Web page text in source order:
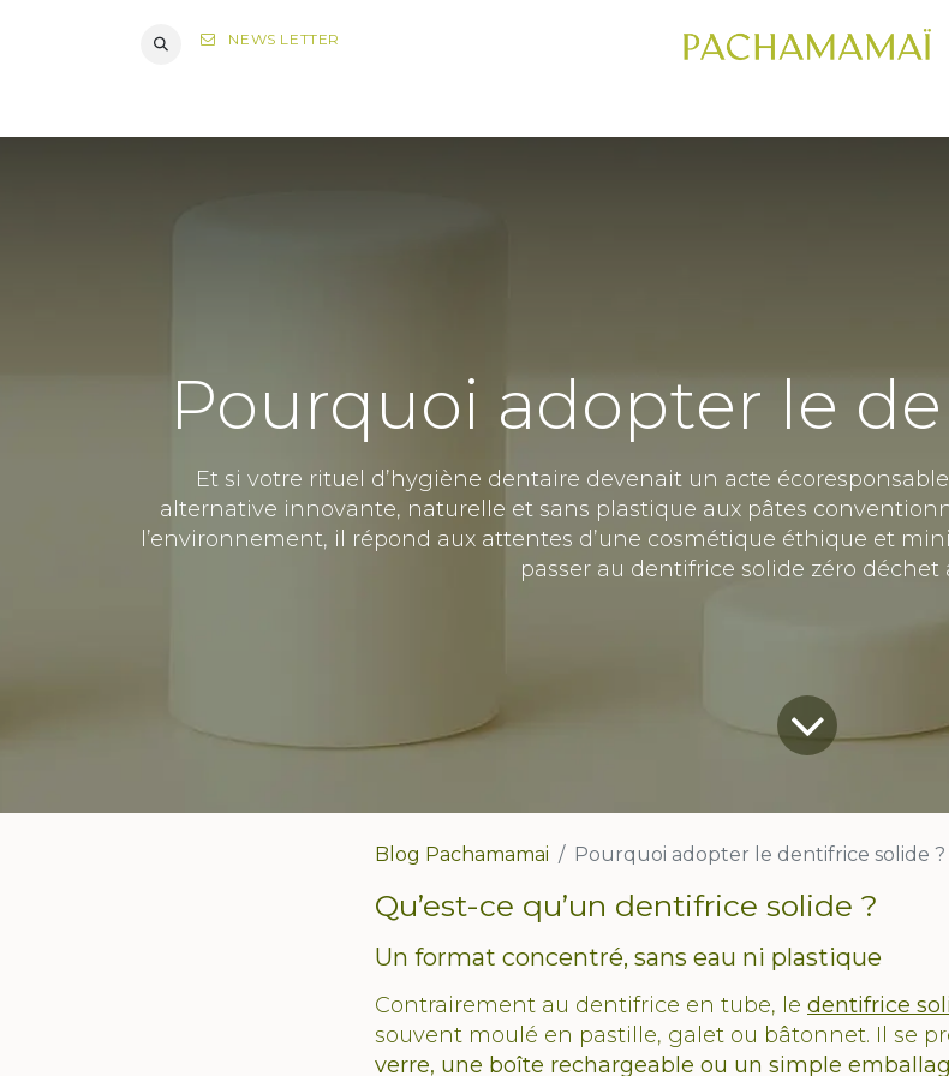
NEWS LETTER
Pourquoi adopter le
Et si votre rituel d’hygiène dentaire devenait un acte
alternative innovante, naturelle et sans plastique aux pâtes
l’environnement, il répond aux attentes d’une cosmétique éthique et
passer au dentifrice solide zéro déchet
Blog Pachamamai Pourquoi adopter le dentifrice solide ?
Qu’est-ce qu’un dentifrice solide ?
Un format concentré, sans eau ni plastique
Contrairement au dentifrice en tube, le dentifrice
souvent moulé en pastille, galet ou bâtonnet. Il se
verre, une boîte rechargeable ou un simple